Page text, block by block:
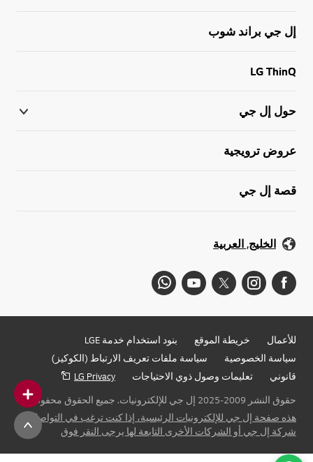
إل جي براند شوب
LG ThinQ
حول إل جي
عروض ترويجية
قصة إل جي
الخليج, العربية
للأعمال خريطة الموقع
بنود استخدام خدمة LGE
سياسة الخصوصية
سياسة ملفات تعريف الارتباط (الكوكيز)
قانوني
تعليمات وصول ذوي الاحتياجات
LG Privacy
حقوق النشر 2009-2025 إل جي للإلكترونيات. جميع الحقوق محفوظة
هذه صفحة إل جي للإلكترونيات الرئيسية، إذا كنت ترغب في التواصل مع
شركة إل جي أو الشركات الأخرى التابعة لها يرجى النقر فوق